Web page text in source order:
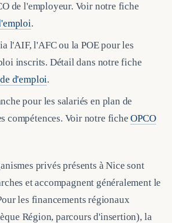
de l'employeur. Voir notre fiche
.
l'AIF, l'AFC ou la POE pour les
inscrits. Détail dans notre fiche
d'emploi.
pour les salariés en plan de
compétences. Voir notre ficheOPCO
privés présents à Nice sont
et accompagnent généralement le
les financements régionaux
Région, parcours d'insertion), la